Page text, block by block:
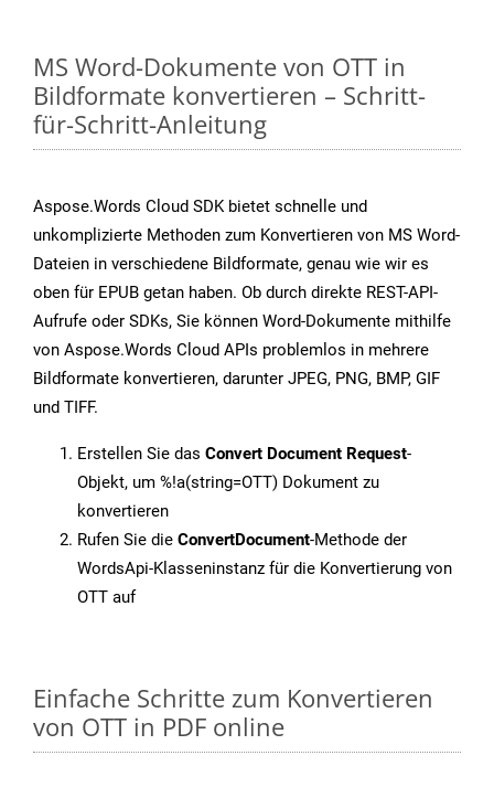
MS Word-Dokumente von OTT in
Bildformate konvertieren – Schritt-
für-Schritt-Anleitung
Aspose.Words Cloud SDK bietet schnelle und
unkomplizierte Methoden zum Konvertieren von MS Word-
Dateien in verschiedene Bildformate, genau wie wir es
oben für EPUB getan haben. Ob durch direkte REST-API-
Aufrufe oder SDKs, Sie können Word-Dokumente mithilfe
von Aspose.Words Cloud APIs problemlos in mehrere
Bildformate konvertieren, darunter JPEG, PNG, BMP, GIF
und TIFF.
Erstellen Sie das Convert Document Request-
Objekt, um %!a(string=OTT) Dokument zu
konvertieren
Rufen Sie die ConvertDocument-Methode der
WordsApi-Klasseninstanz für die Konvertierung von
OTT auf
Einfache Schritte zum Konvertieren
von OTT in PDF online